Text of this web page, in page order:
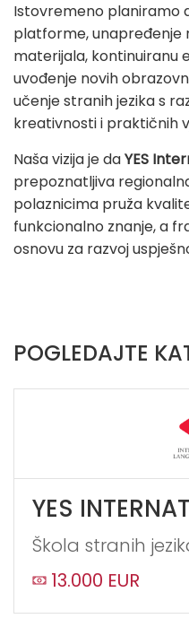
Istovremeno planiramo
platforme, unapređenje
materijala, kontinuiranu
uvođenje novih
učenje stranih jezika s
kreativnosti i praktičnih
Naša vizija je daYES
prepoznatljiva
polaznicima pruža
funkcionalno znanje, a
osnovu za razvoj
POGLEDAJTE
YES
Škola stranih
13.000 EUR